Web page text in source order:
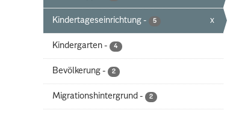
Kindertageseinrichtung - 5 x
Kindergarten - 4
Bevölkerung - 2
Migrationshintergrund - 2